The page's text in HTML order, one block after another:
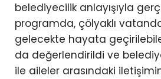
belediyecilik anlayışıyla
programda, çölyaklı
gelecekte hayata
da değerlendirildi ve
ile aileler arasındaki